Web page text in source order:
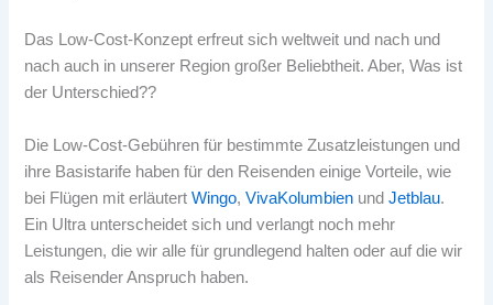
Das Low-Cost-Konzept erfreut sich weltweit und nach und
nach auch in unserer Region großer Beliebtheit. Aber, Was ist
der Unterschied??
Die Low-Cost-Gebühren für bestimmte Zusatzleistungen und
ihre Basistarife haben für den Reisenden einige Vorteile, wie
bei Flügen mit erläutertWingo,VivaKolumbien undJetblau.
Ein Ultra unterscheidet sich und verlangt noch mehr
Leistungen, die wir alle für grundlegend halten oder auf die wir
als Reisender Anspruch haben.